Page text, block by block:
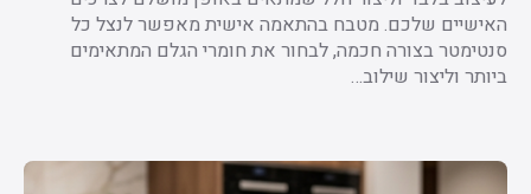
האישיים שלכם. מטבח בהתאמה אישית מאפשר לנצל כל
סנטימטר בצורה חכמה, לבחור את חומרי הגלם המתאימים
ביותר וליצור שילוב…